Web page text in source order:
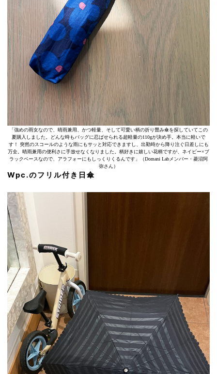
「強めの雨女なので、晴雨兼用、かつ軽量、そして可愛い柄の折り畳み傘を探していてこの
夏購入しました。どんな時もバッグに忍ばせられる超軽量の110gが決め手。本当に軽いで
す！ 突然のスコールのような雨にもサッと対応できますし、出勤時から降り注ぐ日差しにも
万全。晴雨兼用の便利さに手放せなくなりました。柄好きに嬉しい花柄ですが、ネイビー×ブ
ラックベースなので、アラフォーにもしっくりくるんです」（Domani Labメンバー・菱沼阿
弥さん）
Wpc.のフリル付き日傘